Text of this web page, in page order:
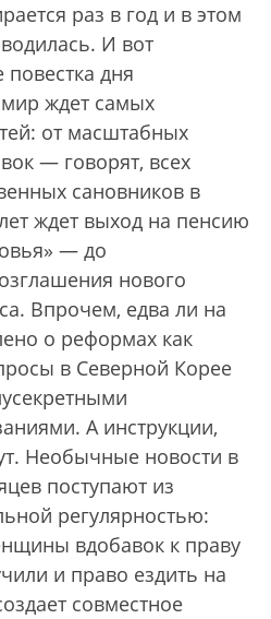
раз в год и в этом
И вот
дня
мир ждет самых
от масштабных
— говорят, всех
сановников в
ждет выход на пенсию
— до
нового
Впрочем, едва ли на
о реформах как
в Северной Корее
А инструкции,
Необычные новости в
поступают из
регулярностью:
вдобавок к праву
и право ездить на
совместное